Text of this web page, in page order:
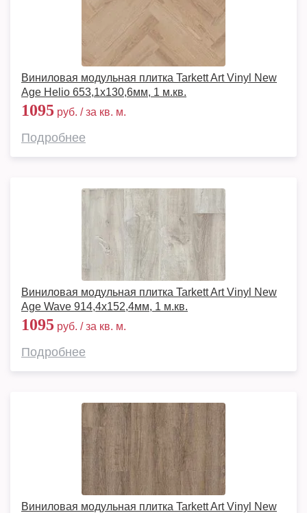
Виниловая модульная плитка Tarkett Art Vinyl New
Age Helio 653,1х130,6мм, 1 м.кв.
1095 руб. / за кв. м.
Подробнее
Виниловая модульная плитка Tarkett Art Vinyl New
Age Wave 914,4х152,4мм, 1 м.кв.
1095 руб. / за кв. м.
Подробнее
Виниловая модульная плитка Tarkett Art Vinyl New